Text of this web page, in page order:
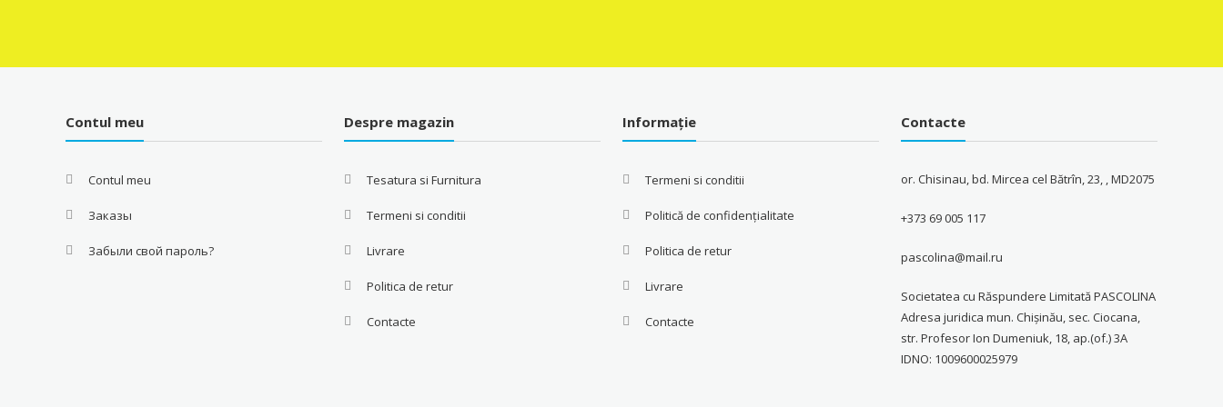
Contul meu
Contul meu
Заказы
Забыли свой пароль?
Despre magazin
Tesatura si Furnitura
Termeni si conditii
Livrare
Politica de retur
Contacte
Informație
Termeni si conditii
Politică de confidențialitate
Politica de retur
Livrare
Contacte
Contacte
or. Chisinau, bd. Mircea cel Bătrîn, 23, , MD2075
+373 69 005 117
pascolina@mail.ru
Societatea cu Răspundere Limitată PASCOLINA
Adresa juridica mun. Chişinău, sec. Ciocana,
str. Profesor Ion Dumeniuk, 18, ap.(of.) 3A
IDNO: 1009600025979